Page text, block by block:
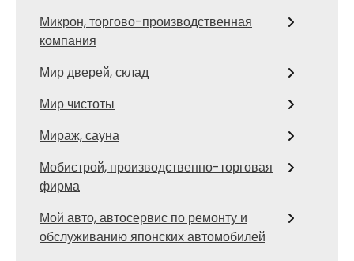
Микрон, торгово-производственная
компания
Мир дверей, склад
Мир чистоты
Мираж, сауна
Мобистрой, производственно-торговая
фирма
Мой авто, автосервис по ремонту и
обслуживанию японских автомобилей